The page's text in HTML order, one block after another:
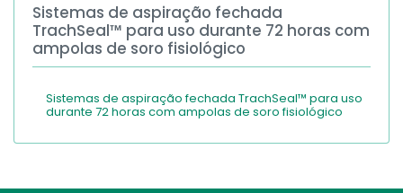
Sistemas de aspiração fechada
TrachSeal™ para uso durante 72 horas com
ampolas de soro fisiológico
Sistemas de aspiração fechada TrachSeal™ para uso
durante 72 horas com ampolas de soro fisiológico